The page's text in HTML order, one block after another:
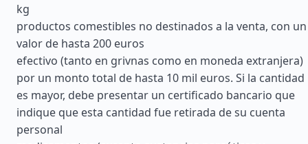
kg
productos comestibles no destinados a la venta, con un
valor de hasta 200 euros
efectivo (tanto en grivnas como en moneda extranjera)
por un monto total de hasta 10 mil euros. Si la cantidad
es mayor, debe presentar un certificado bancario que
indique que esta cantidad fue retirada de su cuenta
personal